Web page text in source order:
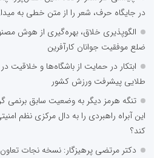
در جایگاه حرف، شعر را از متن خطی به
الگوپذیری خلاق، بهره‌گیری از هوش
ضلع موفقیت جوانان کارآفرین
ابتکار در حمایت از باشگاه‌ها و خلاقیت
طلایی پیشرفت ورزش کشور
تنگه هرمز دیگر به وضعیت سابق برنمی
این آبراه راهبردی را به دال مرکزی نظم
کند؟
دکتر مرتضی پرهیزگار: نسخه نجات